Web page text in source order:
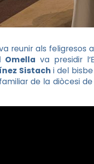
reunir als feligresos
Omella va presidir
Sistach i del
de la diòcesi